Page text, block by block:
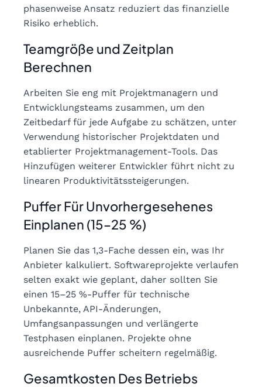
phasenweise Ansatz reduziert das finanzielle
Risiko erheblich.
Teamgröße und Zeitplan
Berechnen
Arbeiten Sie eng mit Projektmanagern und
Entwicklungsteams zusammen, um den
Zeitbedarf für jede Aufgabe zu schätzen, unter
Verwendung historischer Projektdaten und
etablierter Projektmanagement-Tools. Das
Hinzufügen weiterer Entwickler führt nicht zu
linearen Produktivitätssteigerungen.
Puffer Für Unvorhergesehenes
Einplanen (15–25 %)
Planen Sie das 1,3-Fache dessen ein, was Ihr
Anbieter kalkuliert. Softwareprojekte verlaufen
selten exakt wie geplant, daher sollten Sie
einen 15–25 %-Puffer für technische
Unbekannte, API-Änderungen,
Umfangsanpassungen und verlängerte
Testphasen einplanen. Projekte ohne
ausreichende Puffer scheitern regelmäßig.
Gesamtkosten Des Betriebs